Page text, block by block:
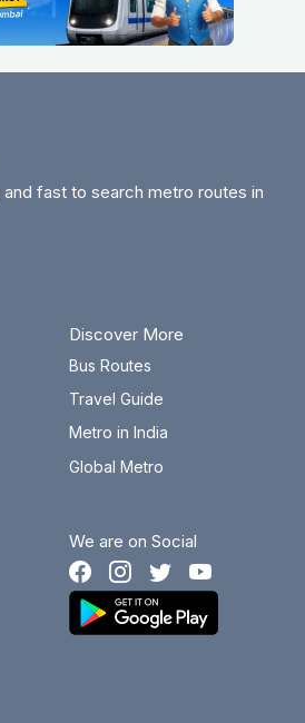
3.7 km
fast to search metro routes in
theme
Discover More
Bus Routes
Travel Guide
Metro in India
Global Metro
We are on Social